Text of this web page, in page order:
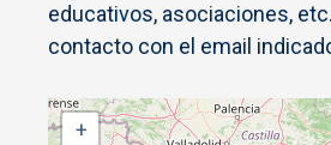
educativos, asociaciones,
contacto con el email
+